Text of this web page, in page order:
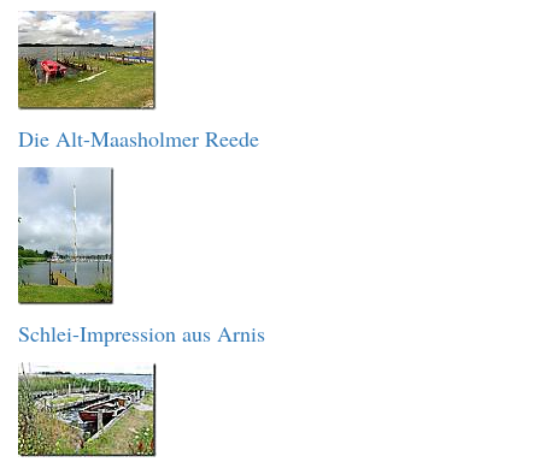
Die Alt-Maasholmer Reede
Schlei-Impression aus Arnis